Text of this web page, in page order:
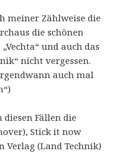
meiner Zählweise die
die schönen
und auch das
nicht vergessen.
auch mal
Fällen die
Stick it now
Verlag (Land Technik)